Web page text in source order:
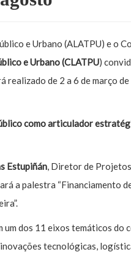
e Urbano (ALATPU) e o
e Urbano (CLATPU)
realizado de 2 a 6 de março
como articulador
Estupiñán, Diretor de
a palestra “Financiamento
dos 11 eixos temáticos do
tecnológicas,